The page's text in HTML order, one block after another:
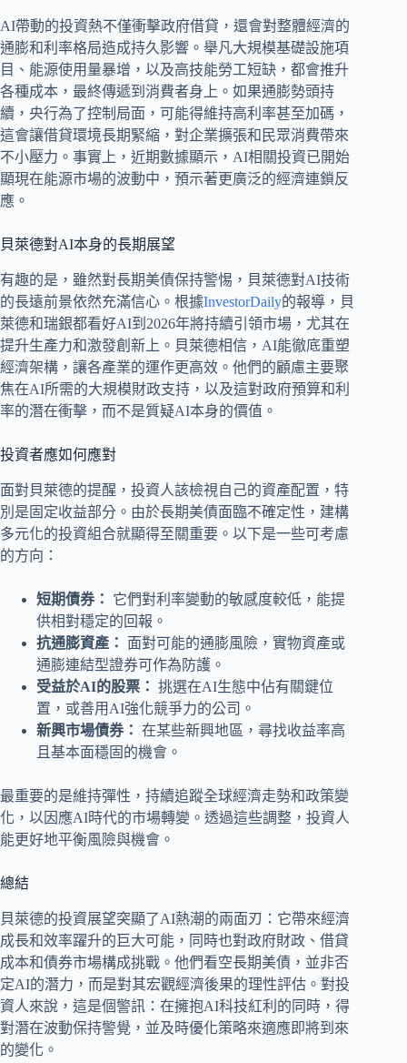
AI帶動的投資熱不僅衝擊政府借貸，還會對整體經濟的
通膨和利率格局造成持久影響。舉凡大規模基礎設施項
目、能源使用量暴增，以及高技能勞工短缺，都會推升
各種成本，最終傳遞到消費者身上。如果通膨勢頭持
續，央行為了控制局面，可能得維持高利率甚至加碼，
這會讓借貸環境長期緊縮，對企業擴張和民眾消費帶來
不小壓力。事實上，近期數據顯示，AI相關投資已開始
顯現在能源市場的波動中，預示著更廣泛的經濟連鎖反
應。
貝萊德對AI本身的長期展望
有趣的是，雖然對長期美債保持警惕，貝萊德對AI技術
的長遠前景依然充滿信心。根據InvestorDaily的報導，貝
萊德和瑞銀都看好AI到2026年將持續引領市場，尤其在
提升生產力和激發創新上。貝萊德相信，AI能徹底重塑
經濟架構，讓各產業的運作更高效。他們的顧慮主要聚
焦在AI所需的大規模財政支持，以及這對政府預算和利
率的潛在衝擊，而不是質疑AI本身的價值。
投資者應如何應對
面對貝萊德的提醒，投資人該檢視自己的資產配置，特
別是固定收益部分。由於長期美債面臨不確定性，建構
多元化的投資組合就顯得至關重要。以下是一些可考慮
的方向：
短期債券：
它們對利率變動的敏感度較低，能提
供相對穩定的回報。
抗通膨資產：
面對可能的通膨風險，實物資產或
通膨連結型證券可作為防護。
受益於AI的股票： 挑選在AI生態中佔有關鍵位
置，或善用AI強化競爭力的公司。
新興市場債券： 在某些新興地區，尋找收益率高
且基本面穩固的機會。
最重要的是維持彈性，持續追蹤全球經濟走勢和政策變
化，以因應AI時代的市場轉變。透過這些調整，投資人
能更好地平衡風險與機會。
總結
貝萊德的投資展望突顯了AI熱潮的兩面刃：它帶來經濟
成長和效率躍升的巨大可能，同時也對政府財政、借貸
成本和債券市場構成挑戰。他們看空長期美債，並非否
定AI的潛力，而是對其宏觀經濟後果的理性評估。對投
資人來說，這是個警訊：在擁抱AI科技紅利的同時，得
對潛在波動保持警覺，並及時優化策略來適應即將到來
的變化。